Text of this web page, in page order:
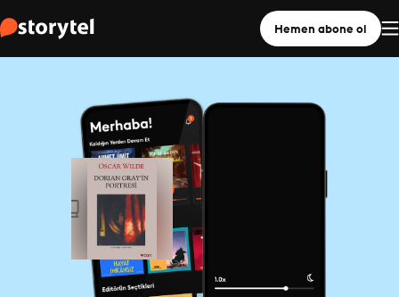
Hemen abone ol